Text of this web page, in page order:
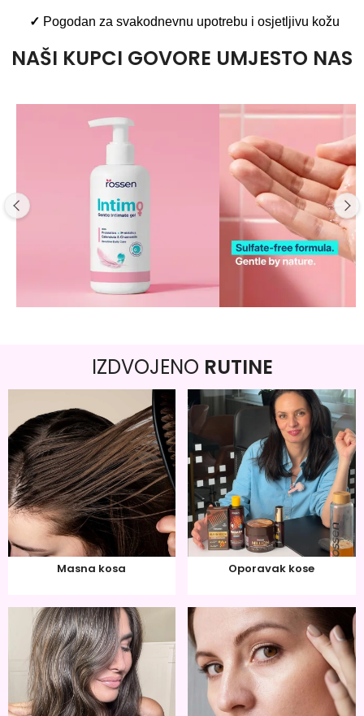
✓ Pogodan za svakodnevnu upotrebu i osjetljivu kožu
NAŠI KUPCI GOVORE UMJESTO NAS
IZDVOJENO RUTINE
Masna kosa Oporavak kose